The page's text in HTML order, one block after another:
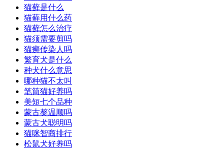
猫藓是什么
猫藓用什么药
猫藓怎么治疗
猫须需要剪吗
猫癣传染人吗
繁育犬是什么
种犬什么意思
哪种猫不太叫
笔筒猫好养吗
美短七个品种
蒙古獒温顺吗
蒙古犬聪明吗
猫咪智商排行
松鼠犬好养吗